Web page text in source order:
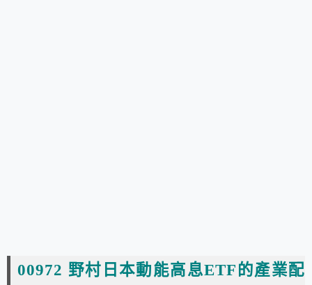
00972 野村日本動能高息ETF 的產業配